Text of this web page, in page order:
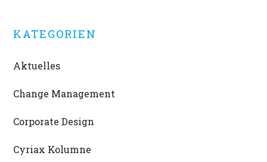
KATEGORIEN
Aktuelles
Change Management
Corporate Design
Cyriax Kolumne